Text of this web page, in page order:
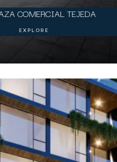
COMERCIAL TEJEDA
EXPLORE